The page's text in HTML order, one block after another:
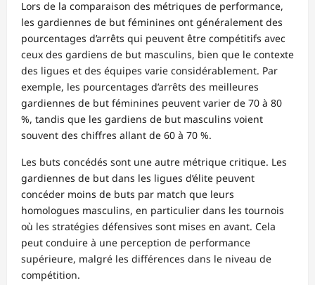
Lors de la comparaison des métriques de performance,
les gardiennes de but féminines ont généralement des
pourcentages d’arrêts qui peuvent être compétitifs avec
ceux des gardiens de but masculins, bien que le contexte
des ligues et des équipes varie considérablement. Par
exemple, les pourcentages d’arrêts des meilleures
gardiennes de but féminines peuvent varier de 70 à 80
%, tandis que les gardiens de but masculins voient
souvent des chiffres allant de 60 à 70 %.
Les buts concédés sont une autre métrique critique. Les
gardiennes de but dans les ligues d’élite peuvent
concéder moins de buts par match que leurs
homologues masculins, en particulier dans les tournois
où les stratégies défensives sont mises en avant. Cela
peut conduire à une perception de performance
supérieure, malgré les différences dans le niveau de
compétition.